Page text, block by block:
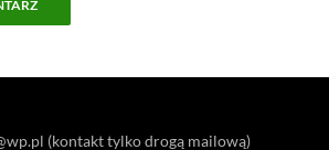
(kontakt tylko drogą mailową)